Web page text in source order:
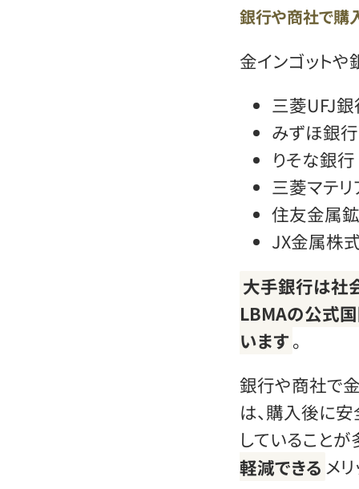
銀行や商社で購
金インゴットや
三菱UFJ
みずほ銀行
りそな銀行
三菱マテ
住友金属
JX金属株
大手銀行は社
LBMAの公式国
います。
銀行や商社で
は、購入後に
していることが
軽減できる メ